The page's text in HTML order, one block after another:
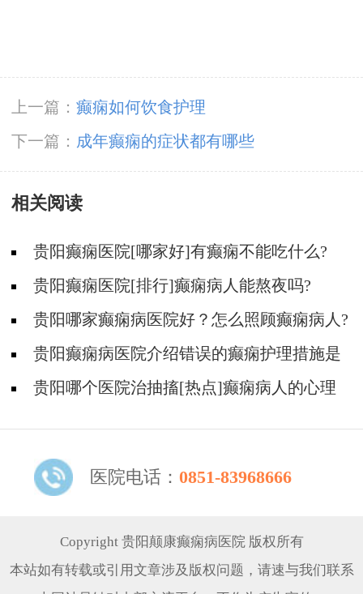
上一篇： 癫痫如何饮食护理
下一篇： 成年癫痫的症状都有哪些
相关阅读
贵阳癫痫医院[哪家好]有癫痫不能吃什么?
贵阳癫痫医院[排行]癫痫病人能熬夜吗?
贵阳哪家癫痫病医院好？怎么照顾癫痫病人?
贵阳癫痫病医院介绍错误的癫痫护理措施是
哪些？
贵阳哪个医院治抽搐[热点]癫痫病人的心理
医院电话： 0851-83968666
Copyright 贵阳颠康癫痫病医院 版权所有
本站如有转载或引用文章涉及版权问题，请速与我们联系